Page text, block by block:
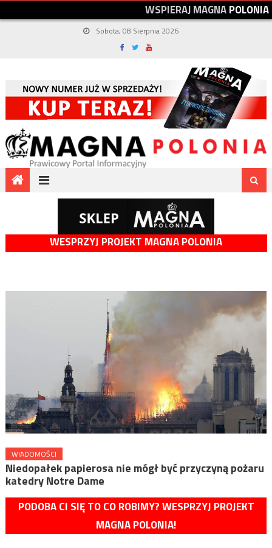
WSPIERAJMAGNAPOLONIA
Sobota, 08 Sierpnia 2026
WESPRZYJ PROJEKT MAGNA POLONIA
WIADOMOŚCI
Niedopałek papierosa nie mógł być przyczyną pożaru
katedry Notre Dame
PODOBA CI SIĘ TO CO ROBIMY? WESPRZYJ PROJEKT
MAGNA POLONIA!